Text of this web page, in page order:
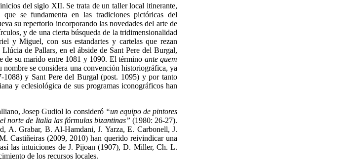
del siglo XII. Se trata de un taller local itinerante,
se fundamenta en las tradiciones pictóricas del
su repertorio incorporando las novedades del arte de
y de una cierta búsqueda de la tridimensionalidad
y Miguel, con sus estandartes y cartelas que rezan
de Pallars, en el ábside de Sant Pere del Burgal,
de su marido entre 1081 y 1090. El término ante quem
se considera una convención historiográfica, ya
1088) y Sant Pere del Burgal (post. 1095) y por tanto
y eclesiológica de sus programas iconográficos han
Josep Gudiol lo consideró “un equipo de pintores
norte de Italia las fórmulas bizantinas” (1980: 26-27).
A. Grabar, B. Al-Hamdani, J. Yarza, E. Carbonell, J.
Castiñeiras (2009, 2010) han querido reivindicar una
las intuiciones de J. Pijoan (1907), D. Miller, Ch. L.
de los recursos locales.